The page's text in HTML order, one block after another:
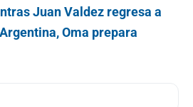
Juan Valdez regresa a
Oma prepara